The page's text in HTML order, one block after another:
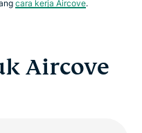
cara kerja Aircove.
Aircove